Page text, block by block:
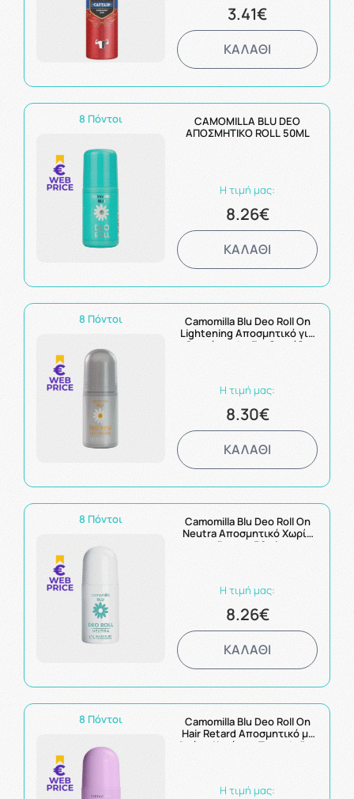
3.41€
ΚΑΛΑΘΙ
8 Πόντοι
CAMOMILLA BLU DEO
ΑΠΟΣΜΗΤΙΚΟ ROLL 50ML
Η τιμή μας:
8.26€
ΚΑΛΑΘΙ
8 Πόντοι
Camomilla Blu Deo Roll On
Lightening Αποσμητικό για
Ομοιόμορφη Επιδερμίδα
Η τιμή μας:
8.30€
ΚΑΛΑΘΙ
8 Πόντοι
Camomilla Blu Deo Roll On
Neutra Αποσμητικό Χωρίς
Άρωμα 50ml
Η τιμή μας:
8.26€
ΚΑΛΑΘΙ
8 Πόντοι
Camomilla Blu Deo Roll On
Hair Retard Αποσμητικό με
Δράση Κατά της Τριχοφυϊας
Η τιμή μας: